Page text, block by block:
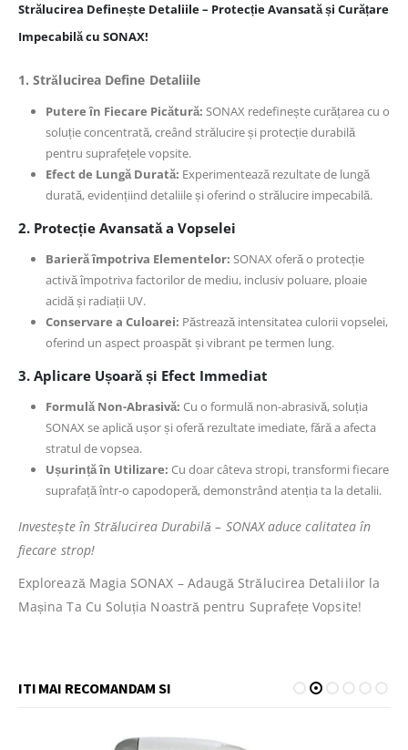
Strălucirea Definește Detaliile – Protecție Avansată și Curățare
Impecabilă cu SONAX!
1. Strălucirea Define Detaliile
Putere în Fiecare Picătură: SONAX redefinește curățarea cu o
soluție concentrată, creând strălucire și protecție durabilă
pentru suprafețele vopsite.
Efect de Lungă Durată: Experimentează rezultate de lungă
durată, evidențiind detaliile și oferind o strălucire impecabilă.
2. Protecție Avansată a Vopselei
Barieră împotriva Elementelor: SONAX oferă o protecție
activă împotriva factorilor de mediu, inclusiv poluare, ploaie
acidă și radiații UV.
Conservare a Culoarei: Păstrează intensitatea culorii vopselei,
oferind un aspect proaspăt și vibrant pe termen lung.
3. Aplicare Ușoară și Efect Immediat
Formulă Non-Abrasivă: Cu o formulă non-abrasivă, soluția
SONAX se aplică ușor și oferă rezultate imediate, fără a afecta
stratul de vopsea.
Ușurință în Utilizare: Cu doar câteva stropi, transformi fiecare
suprafață într-o capodoperă, demonstrând atenția ta la detalii.
Investește în Strălucirea Durabilă – SONAX aduce calitatea în
fiecare strop!
Explorează Magia SONAX – Adaugă Strălucirea Detaliilor la
Mașina Ta Cu Soluția Noastră pentru Suprafețe Vopsite!
ITI MAI RECOMANDAM SI